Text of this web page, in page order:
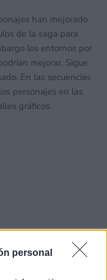
personal
han mejorado
de la saga para
los entornos por
mejorar. Sigue
En las secuencias
personajes en las
gráficos.